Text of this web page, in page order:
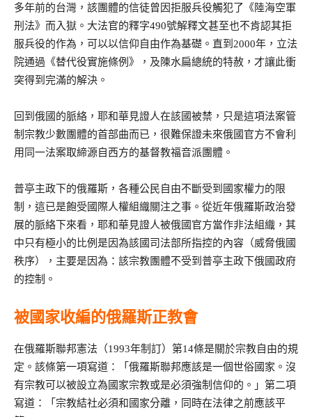
多年前的台灣，該團體的信徒曾因拒服兵役觸犯了《陸海空軍
刑法》而入獄。大法官的釋字490號解釋文甚至也不肯認其拒
服兵役的作為，可以以信仰自由作為基礎。直到2000年，立法
院通過《替代役實施條例》，及陳水扁總統的特赦，才讓此衝
突得到完滿的解決。
回到俄國的脈絡，耶和華見證人在該國被禁，只是這項法案管
制宗教少數團體的首部曲而已，很難保證未來俄國官方不會利
用同一法案取締源自西方的基督教福音派團體。
普亭主政下的俄羅斯，各種公民自由不斷受到國家權力的限
制，這已是飽受國際人權組織關注之事。從近年俄羅斯政治發
展的脈絡下來看，耶和華見證人被俄國官方當作非法組織，其
中只有極小的比例是因為該國司法部所指控的內容（威脅俄國
秩序），主要是因為：該宗教團體不受到普亭主政下俄國政府
的控制。
被國家收編的俄羅斯正教會
在俄羅斯聯邦憲法（1993年制訂）第14條是關於宗教自由的規
定。該條第一項寫道：「俄羅斯聯邦應該是一個世俗國家。沒
有宗教可以被設立為國家宗教或是必須強制信仰的。」第二項
寫道：「宗教結社必須和國家分離，同時在法律之前應該平